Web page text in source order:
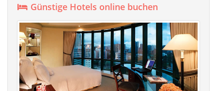
Günstige Hotels online buchen